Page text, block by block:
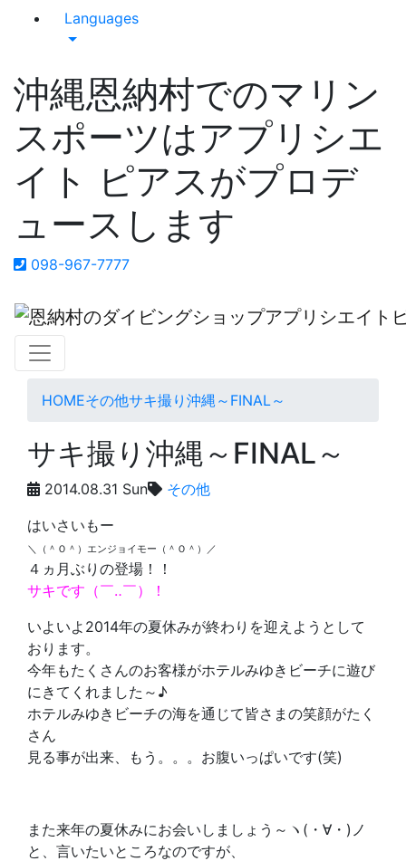
Languages
沖縄恩納村でのマリン
スポーツはアプリシエ
イト ピアスがプロデ
ュースします
098-967-7777
HOMEその他サキ撮り沖縄～FINAL～
サキ撮り沖縄～FINAL～
2014.08.31 Sun
その他
はいさいもー
＼（＾Ｏ＾）エンジョイモー（＾Ｏ＾）／
４ヵ月ぶりの登場！！
サキです（￣‥￣）！
いよいよ2014年の夏休みが終わりを迎えようとして
おります。
今年もたくさんのお客様がホテルみゆきビーチに遊び
にきてくれました～♪
ホテルみゆきビーチの海を通じて皆さまの笑顔がたく
さん
見る事が出来、もう。。。お腹いっぱいです(笑)
また来年の夏休みにお会いしましょう～ヽ(・∀・)ノ
と、言いたいところなのですが、